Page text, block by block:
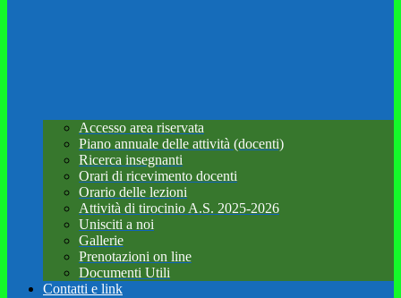
Accesso area riservata
Piano annuale delle attività (docenti)
Ricerca insegnanti
Orari di ricevimento docenti
Orario delle lezioni
Attività di tirocinio A.S. 2025-2026
Unisciti a noi
Gallerie
Prenotazioni on line
Documenti Utili
Contatti e link